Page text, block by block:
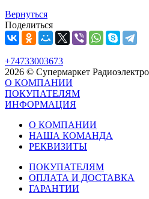
Вернуться
Поделиться
+74733003673
2026 © Супермаркет
О КОМПАНИИ
ПОКУПАТЕЛЯМ
ИНФОРМАЦИЯ
О КОМПАНИИ
НАША КОМАНДА
РЕКВИЗИТЫ
ПОКУПАТЕЛЯМ
ОПЛАТА И ДОСТАВКА
ГАРАНТИИ